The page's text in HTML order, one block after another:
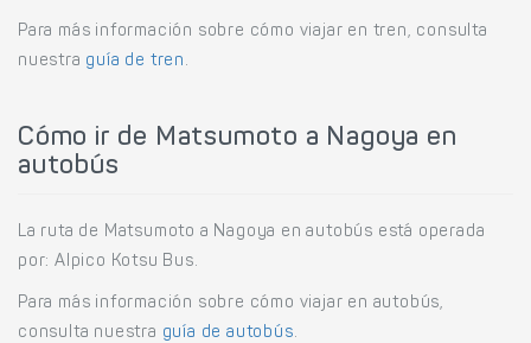
Para más información sobre cómo viajar en tren, consulta
nuestra guía de tren .
Cómo ir de Matsumoto a Nagoya en
autobús
La ruta de Matsumoto a Nagoya en autobús está operada
por: Alpico Kotsu Bus.
Para más información sobre cómo viajar en autobús,
consulta nuestra guía de autobús.